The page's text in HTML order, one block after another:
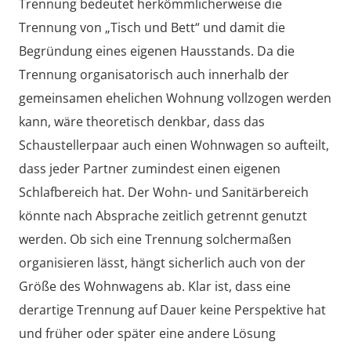
Trennung bedeutet herkömmlicherweise die
Trennung von „Tisch und Bett“ und damit die
Begründung eines eigenen Hausstands. Da die
Trennung organisatorisch auch innerhalb der
gemeinsamen ehelichen Wohnung vollzogen werden
kann, wäre theoretisch denkbar, dass das
Schaustellerpaar auch einen Wohnwagen so aufteilt,
dass jeder Partner zumindest einen eigenen
Schlafbereich hat. Der Wohn- und Sanitärbereich
könnte nach Absprache zeitlich getrennt genutzt
werden. Ob sich eine Trennung solchermaßen
organisieren lässt, hängt sicherlich auch von der
Größe des Wohnwagens ab. Klar ist, dass eine
derartige Trennung auf Dauer keine Perspektive hat
und früher oder später eine andere Lösung